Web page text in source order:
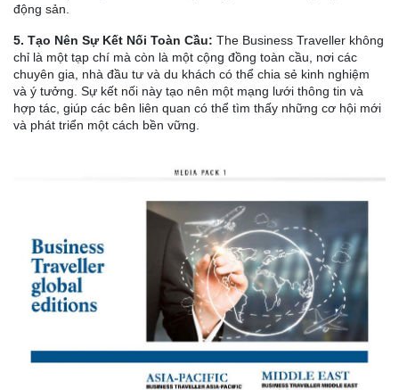
động sản.
5. Tạo Nên Sự Kết Nối Toàn Cầu: The Business Traveller không
chỉ là một tạp chí mà còn là một cộng đồng toàn cầu, nơi các
chuyên gia, nhà đầu tư và du khách có thể chia sẻ kinh nghiệm
và ý tưởng. Sự kết nối này tạo nên một mạng lưới thông tin và
hợp tác, giúp các bên liên quan có thể tìm thấy những cơ hội mới
và phát triển một cách bền vững.